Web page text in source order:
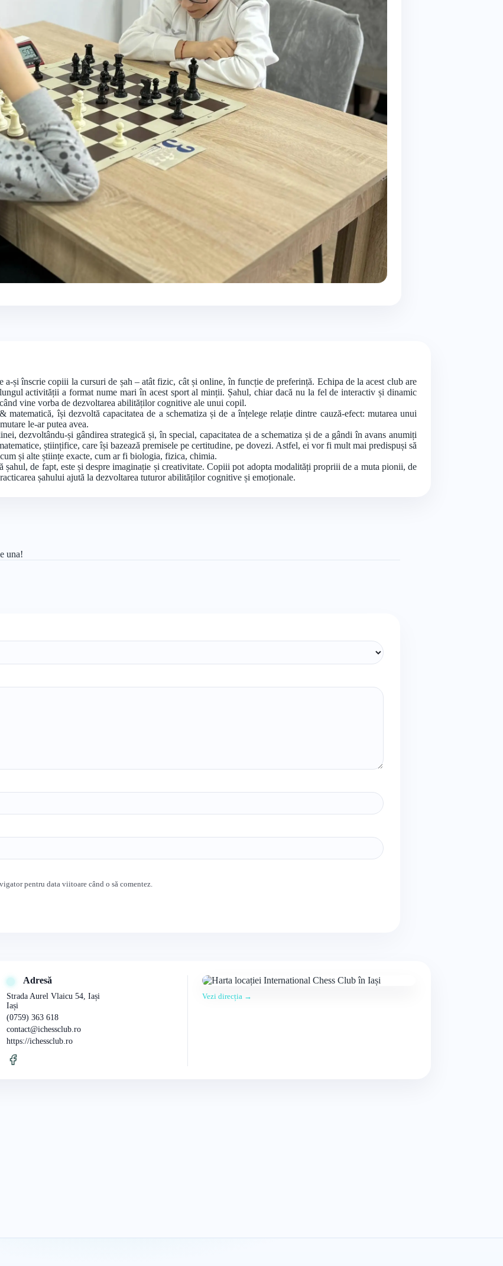
și înscrie copiii la cursuri de șah – atât fizic, cât și online, în funcție de preferință. Echipa de la acest club are
activității a format nume mari în acest sport al minții. Șahul, chiar dacă nu la fel de interactiv și dinamic
vine vorba de dezvoltarea abilităților cognitive ale unui copil.
își dezvoltă capacitatea de a schematiza și de a înțelege relație dintre cauză-efect: mutarea unui
le-ar putea avea.
dezvoltându-și gândirea strategică și, în special, capacitatea de a schematiza și de a gândi în avans anumiți
științifice, care își bazează premisele pe certitudine, pe dovezi. Astfel, ei vor fi mult mai predispuși să
și alte științe exacte, cum ar fi biologia, fizica, chimia.
șahul, de fapt, este și despre imaginație și creativitate. Copiii pot adopta modalități propriii de a muta pionii, de
șahului ajută la dezvoltarea tuturor abilităților cognitive și emoționale.
una!
pentru data viitoare când o să comentez.
Adresă
Strada Aurel Vlaicu 54, Iași
Iași
(0759) 363 618
contact@ichessclub.ro
https://ichessclub.ro
Vezi direcția →